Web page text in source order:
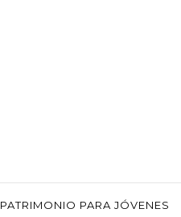
PATRIMONIO PARA JÓVENES